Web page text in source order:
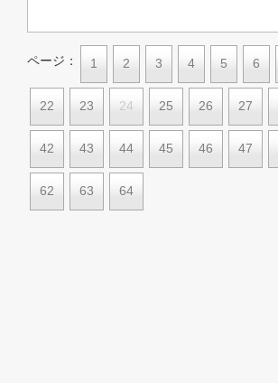
ページ： 1 2 3 4 5 6
22 23 24 25 26 27
42 43 44 45 46 47
62 63 64